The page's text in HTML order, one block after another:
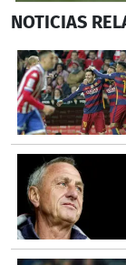
seconds
18
seconds
NOTICIAS